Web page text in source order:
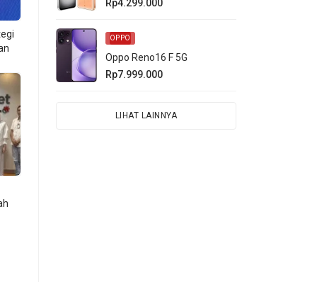
Rp4.299.000
OPPO
Oppo Reno16 F 5G
Rp7.999.000
LIHAT LAINNYA